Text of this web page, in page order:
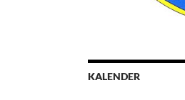
KALENDER